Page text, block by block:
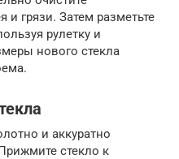
и грязи. Затем разметьте
рулетку и
нового стекла
и аккуратно
стекло к